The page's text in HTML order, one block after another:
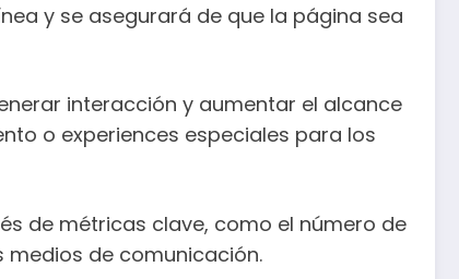
y se asegurará de que la página sea
interacción y aumentar el alcance
o experiences especiales para los
de métricas clave, como el número de
medios de comunicación.